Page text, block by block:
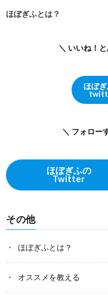
ほぼぎふとは？
＼ いいね！
ほぼ
＼ フォロー
ほぼぎふの
Twitter
その他
ほぼぎふとは？
オススメを教える